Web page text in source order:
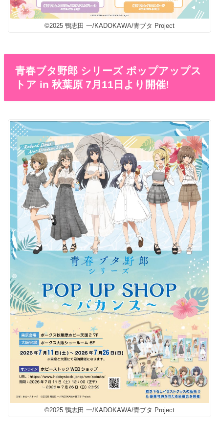
©2025 鴨志田 一/KADOKAWA/青ブタ Project
青春ブタ野郎 シリーズ ポップアップス
トア in 秋葉原 7月11日より開催!
©2025 鴨志田 一/KADOKAWA/青ブタ Project